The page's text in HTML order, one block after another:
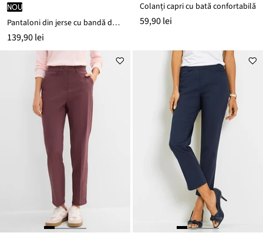
nou
Pantaloni din jerse cu bandă de satin
139,90 lei
Colanți capri cu bată confortabilă
59,90 lei